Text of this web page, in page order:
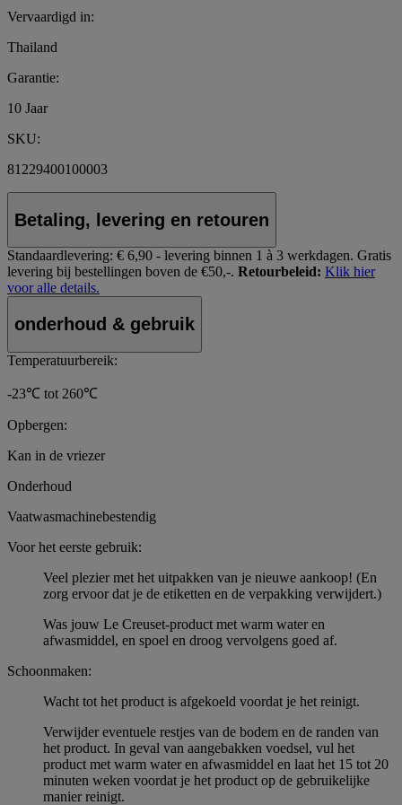
Vervaardigd in:
Thailand
Garantie:
10 Jaar
SKU:
81229400100003
Betaling, levering en retouren
Standaardlevering: € 6,90 - levering binnen 1 à 3 werkdagen. Gratis
levering bij bestellingen boven de €50,-. Retourbeleid: Klik hier
voor alle details.
onderhoud & gebruik
Temperatuurbereik:
-23℃ tot 260℃
Opbergen:
Kan in de vriezer
Onderhoud
Vaatwasmachinebestendig
Voor het eerste gebruik:
Veel plezier met het uitpakken van je nieuwe aankoop! (En
zorg ervoor dat je de etiketten en de verpakking verwijdert.)
Was jouw Le Creuset-product met warm water en
afwasmiddel, en spoel en droog vervolgens goed af.
Schoonmaken:
Wacht tot het product is afgekoeld voordat je het reinigt.
Verwijder eventuele restjes van de bodem en de randen van
het product. In geval van aangebakken voedsel, vul het
product met warm water en afwasmiddel en laat het 15 tot 20
minuten weken voordat je het product op de gebruikelijke
manier reinigt.